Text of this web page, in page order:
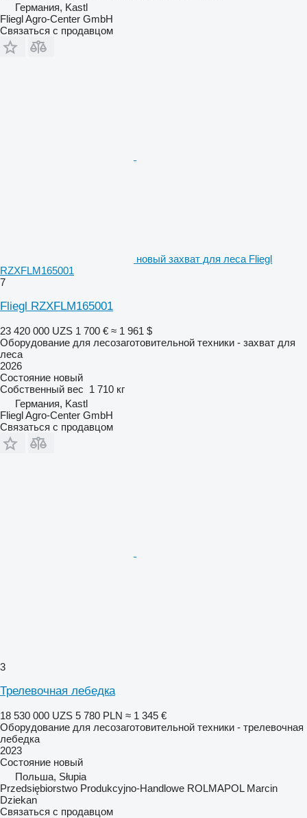
Германия, Kastl
Fliegl Agro-Center GmbH
Связаться с продавцом
новый захват для леса Fliegl
RZXFLM165001
7
Fliegl RZXFLM165001
23 420 000 UZS 1 700 € ≈ 1 961 $
Оборудование для лесозаготовительной техники - захват для
леса
2026
Состояние новый
Собственный вес 1 710 кг
Германия, Kastl
Fliegl Agro-Center GmbH
Связаться с продавцом
3
Трелевочная лебедка
18 530 000 UZS 5 780 PLN ≈ 1 345 €
Оборудование для лесозаготовительной техники - трелевочная
лебедка
2023
Состояние новый
Польша, Słupia
Przedsiębiorstwo Produkcyjno-Handlowe ROLMAPOL Marcin
Dziekan
Связаться с продавцом